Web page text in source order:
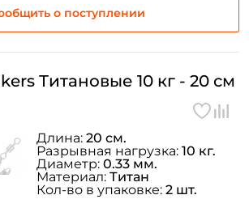
о поступлении
Титановые 10 кг - 20 см
Длина: 20 см.
Разрывная нагрузка: 10 кг.
Диаметр: 0.33 мм.
Материал: Титан
Кол-во в упаковке: 2 шт.